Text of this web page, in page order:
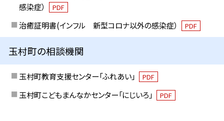
感染症）
PDF
治癒証明書(インフル 新型コロナ以外の感染症） PDF
玉村町の相談機関
玉村町教育支援センター「ふれあい」 PDF
玉村町こどもまんなかセンター「にじいろ」 PDF